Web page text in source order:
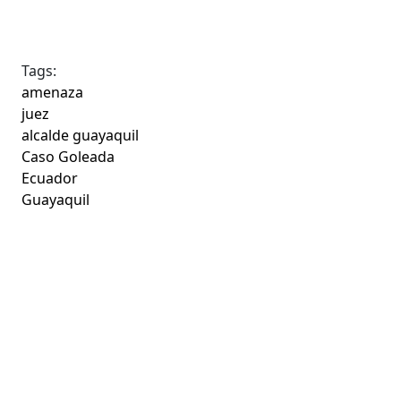
Tags:
amenaza
juez
alcalde guayaquil
Caso Goleada
Ecuador
Guayaquil